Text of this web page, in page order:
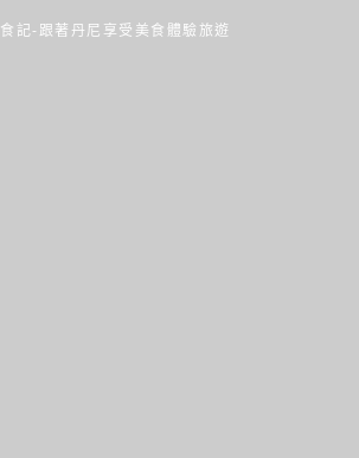
記-跟著丹尼享受美食體驗旅遊